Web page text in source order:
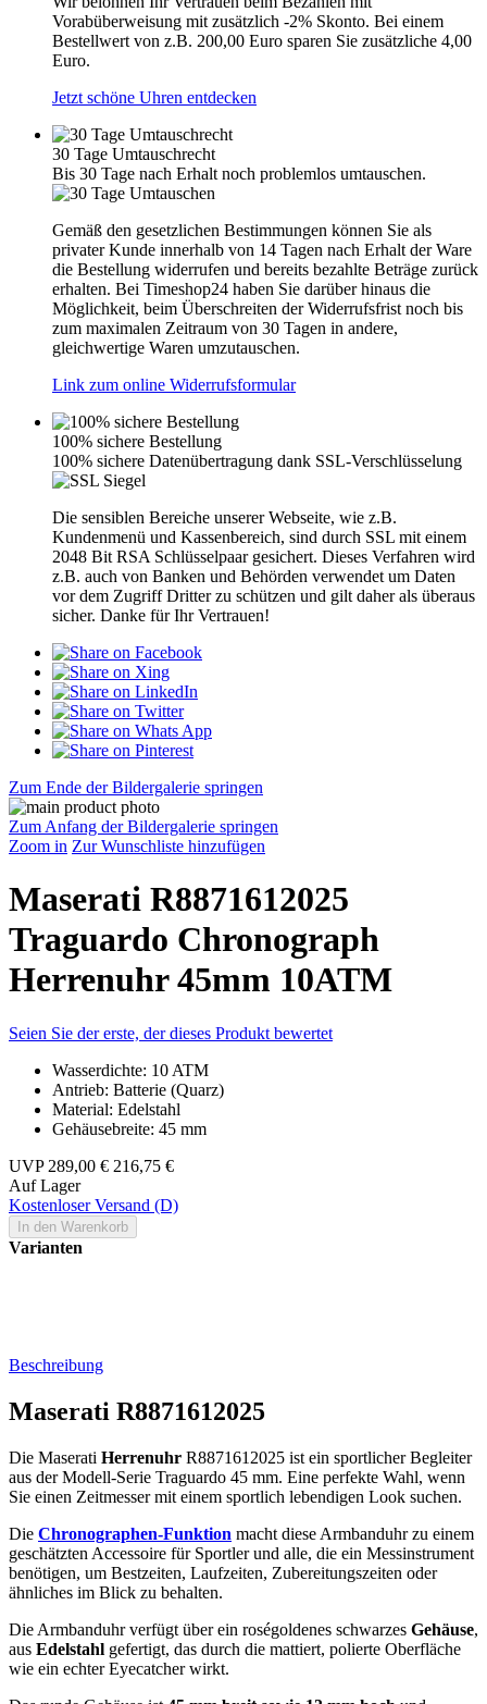
Vorabüberweisung mit zusätzlich -2% Skonto. Bei einem
Bestellwert von z.B. 200,00 Euro sparen Sie zusätzliche 4,00
Euro.
Jetzt schöne Uhren entdecken
30 Tage Umtauschrecht
Bis 30 Tage nach Erhalt noch problemlos umtauschen.
Gemäß den gesetzlichen Bestimmungen können Sie als
privater Kunde innerhalb von 14 Tagen nach Erhalt der Ware
die Bestellung widerrufen und bereits bezahlte Beträge zurück
erhalten. Bei Timeshop24 haben Sie darüber hinaus die
Möglichkeit, beim Überschreiten der Widerrufsfrist noch bis
zum maximalen Zeitraum von 30 Tagen in andere,
gleichwertige Waren umzutauschen.
Link zum online Widerrufsformular
100% sichere Bestellung
100% sichere Datenübertragung dank SSL-Verschlüsselung
Die sensiblen Bereiche unserer Webseite, wie z.B.
Kundenmenü und Kassenbereich, sind durch SSL mit einem
2048 Bit RSA Schlüsselpaar gesichert. Dieses Verfahren wird
z.B. auch von Banken und Behörden verwendet um Daten
vor dem Zugriff Dritter zu schützen und gilt daher als überaus
sicher. Danke für Ihr Vertrauen!
Zum Ende der Bildergalerie springen
Zum Anfang der Bildergalerie springen
Zoom in Zur Wunschliste hinzufügen
Maserati R8871612025
Traguardo Chronograph
Herrenuhr 45mm 10ATM
Seien Sie der erste, der dieses Produkt bewertet
Wasserdichte: 10 ATM
Antrieb: Batterie (Quarz)
Material: Edelstahl
Gehäusebreite: 45 mm
UVP 289,00 € 216,75 €
Auf Lager
Kostenloser Versand (D)
In den Warenkorb
Varianten
Beschreibung
Maserati R8871612025
Die Maserati Herrenuhr R8871612025 ist ein sportlicher Begleiter
aus der Modell-Serie Traguardo 45 mm. Eine perfekte Wahl, wenn
Sie einen Zeitmesser mit einem sportlich lebendigen Look suchen.
Die Chronographen-Funktion macht diese Armbanduhr zu einem
geschätzten Accessoire für Sportler und alle, die ein Messinstrument
benötigen, um Bestzeiten, Laufzeiten, Zubereitungszeiten oder
ähnliches im Blick zu behalten.
Die Armbanduhr verfügt über ein roségoldenes schwarzes Gehäuse,
aus Edelstahl gefertigt, das durch die mattiert, polierte Oberfläche
wie ein echter Eyecatcher wirkt.